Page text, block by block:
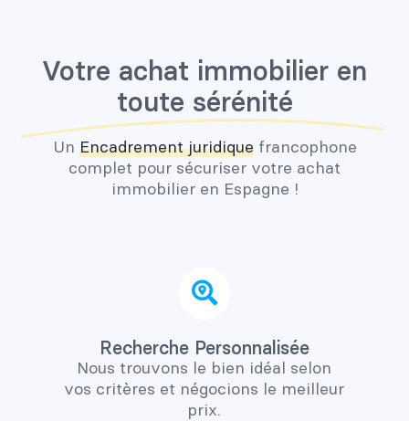
Votre achat immobilier en
toute sérénité
Un Encadrement juridiquefrancophone
complet pour sécuriser votre achat
immobilier en Espagne !
Recherche Personnalisée
Nous trouvons le bien idéal selon
vos critères et négocions le meilleur
prix.